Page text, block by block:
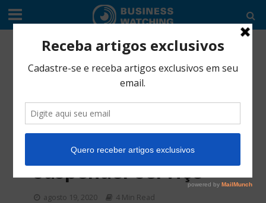
EDITORIAL• TIC'S
Califórnia obriga
Uber a contratar
motoristas, e
empresa ameaça
suspender serviço
agosto 19, 2020 4 Min Read